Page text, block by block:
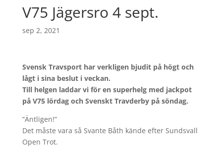
V75 Jägersro 4 sept.
sep 2, 2021
Svensk Travsport har verkligen bjudit på högt och
lågt i sina beslut i veckan.
Till helgen laddar vi för en superhelg med jackpot
på V75 lördag och Svenskt Travderby på söndag.
”Äntligen!”
Det måste vara så Svante Båth kände efter Sundsvall
Open Trot.